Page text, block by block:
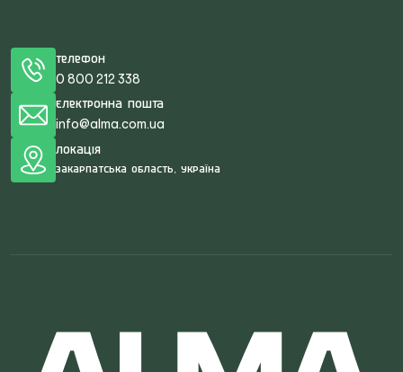
Телефон
0 800 212 338
Електронна пошта
info@alma.com.ua
Локація
Закарпатська область, Україна